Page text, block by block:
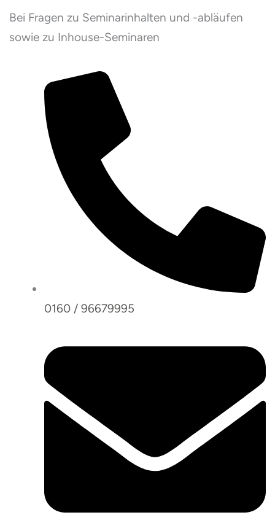
Bei Fragen zu Seminarinhalten und -abläufen
sowie zu Inhouse-Seminaren
0160 / 96679995